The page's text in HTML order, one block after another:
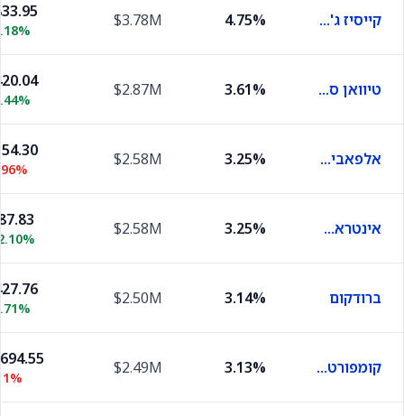
קייסיז ג'נרל סטורס 4.75%
$3.78M
טיוואן סמיקונדקטור מניופקצ'רינג 3.61%
$2.87M
אלפאבית A 3.25%
$2.58M
אינטראקטיב ברוקרס 3.25%
$2.58M
ברודקום 3.14%
$2.50M
קומפורט סיסטמס יו.אס.איי 3.13%
$2.49M